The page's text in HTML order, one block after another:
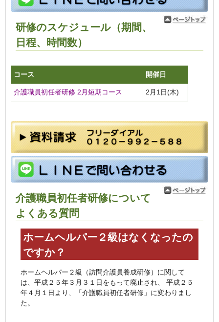
研修のスケジュール（期間、
日程、時間数）
コース 開催日
介護職員初任者研修 2月短期コース 2月1日(木)
介護職員初任者研修について
よくある質問
ホームヘルパー２級はなくなったの
ですか？
ホームヘルパー２級（訪問介護員養成研修）に関して
は、平成２５年３月３１日をもって廃止され、 平成２５
年４月１日より、「介護職員初任者研修」に変わりまし
た。